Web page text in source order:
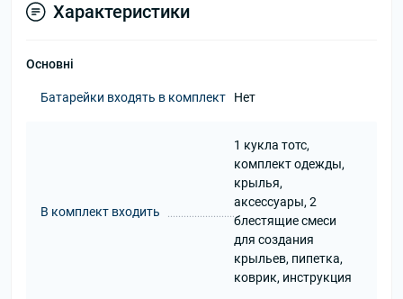
Характеристики
Основні
Батарейки входять в комплект Нет
В комплект входить
1 кукла тотс,
комплект одежды,
крылья,
аксессуары, 2
блестящие смеси
для создания
крыльев, пипетка,
коврик, инструкция